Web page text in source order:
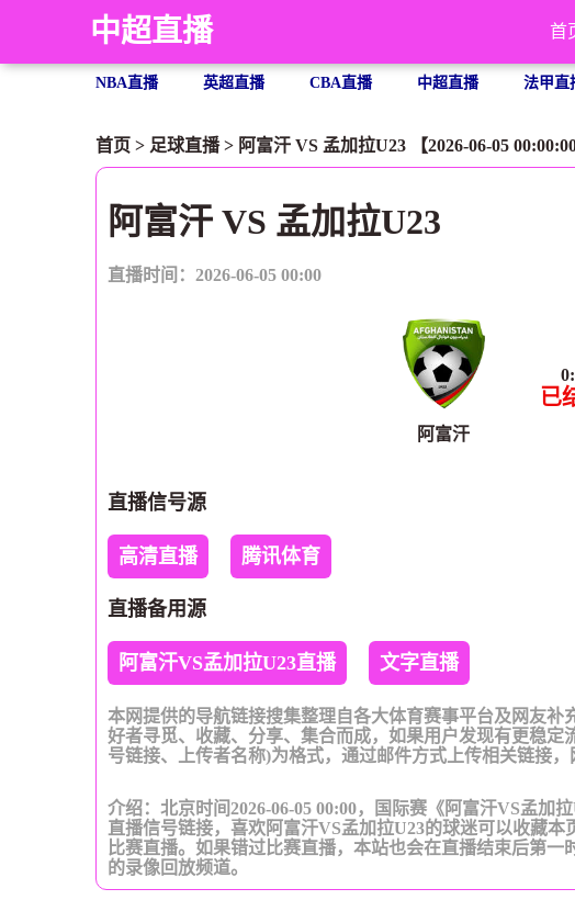
中超直播 首
NBA直播 英超直播 CBA直播 中超直播 法甲直
首页 > 足球直播> 阿富汗 VS 孟加拉U23 【2026-06-05 00:00:00
阿富汗 VS 孟加拉U23
直播时间：2026-06-05 00:00
阿富汗
0:
已
直播信号源
高清直播 腾讯体育
直播备用源
阿富汗VS孟加拉U23直播 文字直播
本网提供的导航链接搜集整理自各大体育赛事平台及网友
好者寻觅、收藏、分享、集合而成，如果用户发现有更稳
号链接、上传者名称)为格式，通过邮件方式上传相关链接，
介绍：北京时间2026-06-05 00:00，国际赛《阿富汗VS孟加
直播信号链接，喜欢阿富汗VS孟加拉U23的球迷可以收藏
比赛直播。如果错过比赛直播，本站也会在直播结束后第
的录像回放频道。